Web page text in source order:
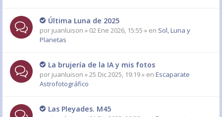
Última Luna de 2025
por juanluison » 02 Ene 2026, 15:55 » en Sol, Luna y
Planetas
La brujería de la IA y mis fotos
por juanluison » 25 Dic 2025, 19:19 » en Escaparate
Astrofotográfico
Las Pleyades. M45